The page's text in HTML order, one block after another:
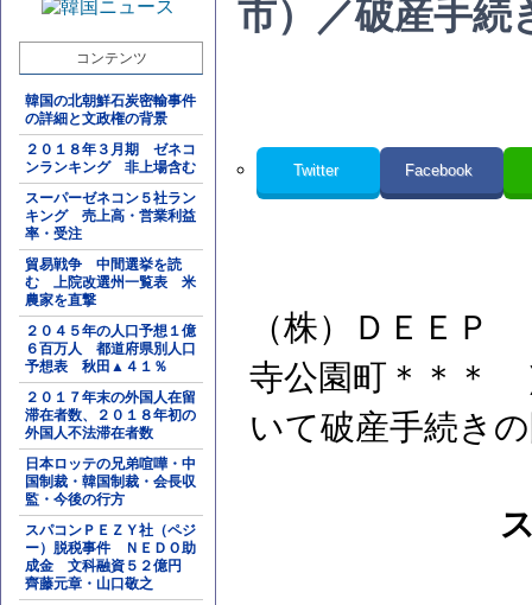
コンテンツ
韓国の北朝鮮石炭密輸事件
の詳細と文政権の背景
２０１８年３月期 ゼネコ
ンランキング 非上場含む
スーパーゼネコン５社ラン
キング 売上高・営業利益
率・受注
貿易戦争 中間選挙を読
む 上院改選州一覧表 米
農家を直撃
２０４５年の人口予想１億
６百万人 都道府県別人口
予想表 秋田▲４１％
２０１７年末の外国人在留
滞在者数、２０１８年初の
外国人不法滞在者数
日本ロッテの兄弟喧嘩・中
国制裁・韓国制裁・会長収
監・今後の行方
スパコンＰＥＺＹ社（ペジ
ー）脱税事件 ＮＥＤＯ助
成金 文科融資５２億円
齊藤元章・山口敬之
市）／破産手続
Twitter Facebook
（株）ＤＥＥＰ
寺公園町＊＊＊
いて破産手続き